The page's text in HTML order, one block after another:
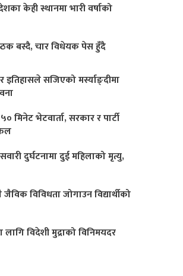
केही स्थानमा भारी वर्षाको
बस्दै, चार विधेयक पेस हुँदै
इतिहासले सजिएको मर्स्याङ्दीमा
मिनेट भेटवार्ता, सरकार र पार्टी
दुर्घटनामा दुई महिलाको मृत्यु,
विविधता जोगाउन विद्यार्थीको
विदेशी मुद्राको विनिमयदर